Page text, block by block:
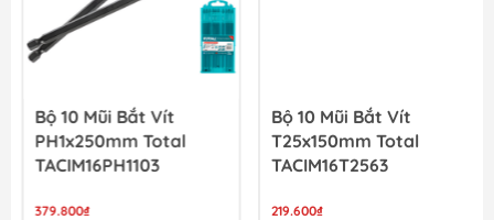
Bộ 10 Mũi Bắt Vít
PH1x250mm Total
TACIM16PH1103
379.800₫
Bộ 10 Mũi Bắt Vít
T25x150mm Total
TACIM16T2563
219.600₫